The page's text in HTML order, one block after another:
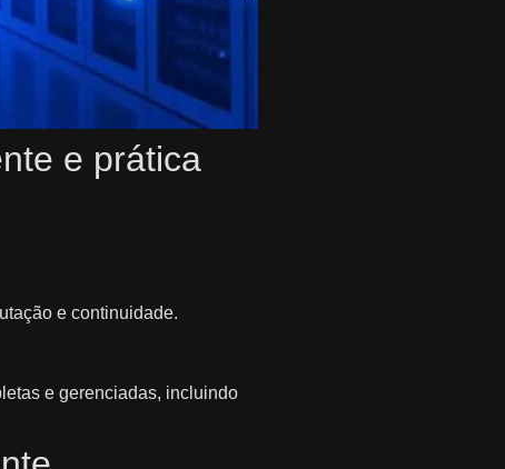
e prática
e continuidade.
e gerenciadas, incluindo